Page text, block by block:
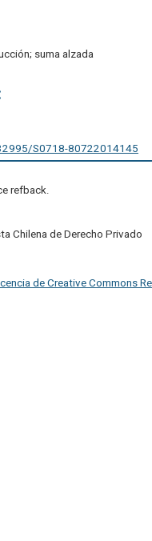
suma alzada
S0718-80722014145
refback.
Chilena de Derecho Privado
de Creative Commons